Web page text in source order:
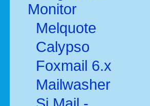
Monitor
Melquote
Calypso
Foxmail 6.x
Mailwasher